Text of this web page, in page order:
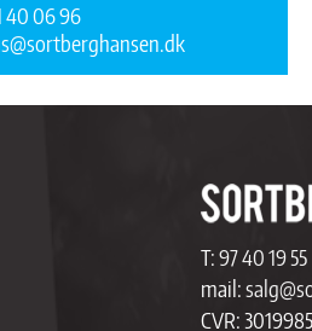
40 06 96
T:97 40 19 55
mail:
CVR: